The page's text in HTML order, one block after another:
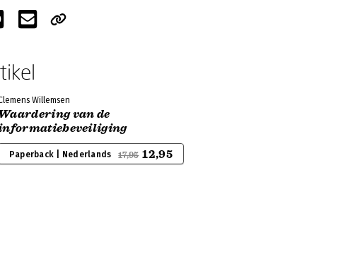
Willemsen
van de
Paperback | Nederlands 17,95 12,95